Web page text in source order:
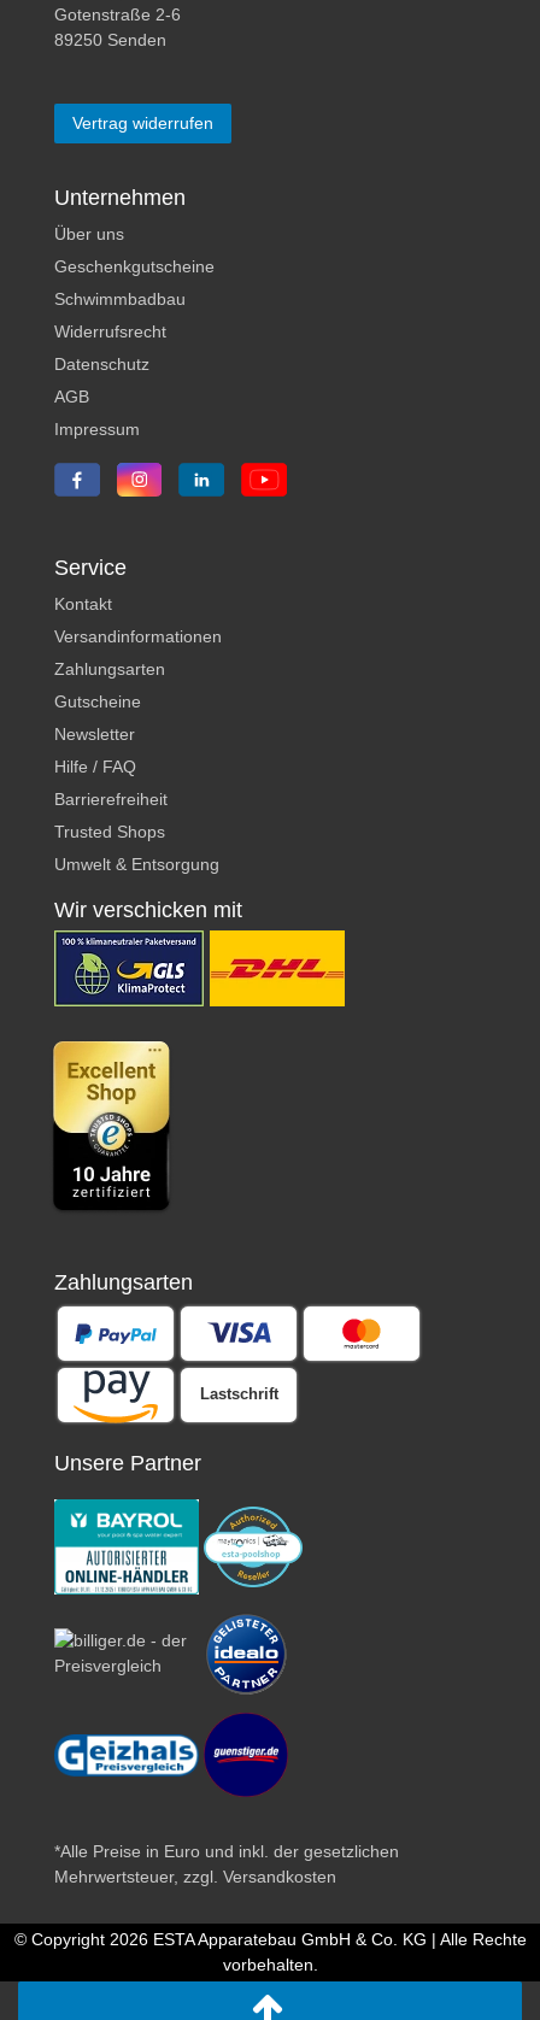
Gotenstraße 2-6
89250 Senden
Vertrag widerrufen
Unternehmen
Über uns
Geschenkgutscheine
Schwimmbadbau
Widerrufsrecht
Datenschutz
AGB
Impressum
Service
Kontakt
Versandinformationen
Zahlungsarten
Gutscheine
Newsletter
Hilfe / FAQ
Barrierefreiheit
Trusted Shops
Umwelt & Entsorgung
Wir verschicken mit
Zahlungsarten
Lastschrift
Unsere Partner
*Alle Preise in Euro und inkl. der gesetzlichen
Mehrwertsteuer, zzgl. Versandkosten
© Copyright 2026 ESTA Apparatebau GmbH & Co. KG | Alle Rechte
vorbehalten.